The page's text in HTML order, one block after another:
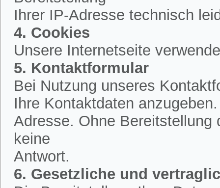
Ihrer IP-Adresse technisch
4. Cookies
Unsere Internetseite
5. Kontaktformular
Bei Nutzung unseres
Ihre Kontaktdaten
Adresse. Ohne Bereitstellung
keine
Antwort.
6. Gesetzliche und